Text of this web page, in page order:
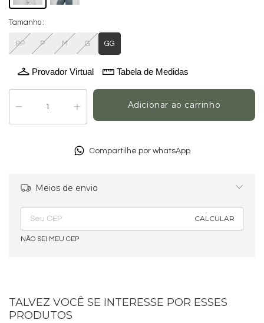
Tamanho
PP P M G GG
Provador Virtual Tabela de Medidas
Compartilhe por whatsApp
Meios de envio
CALCULAR
NÃO SEI MEU CEP
TALVEZ VOCÊ SE INTERESSE POR ESSES
PRODUTOS